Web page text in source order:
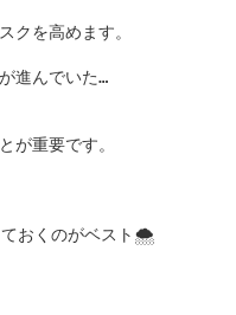
クを高めます。
進んでいた…
が重要です。
おくのがベスト🌨️